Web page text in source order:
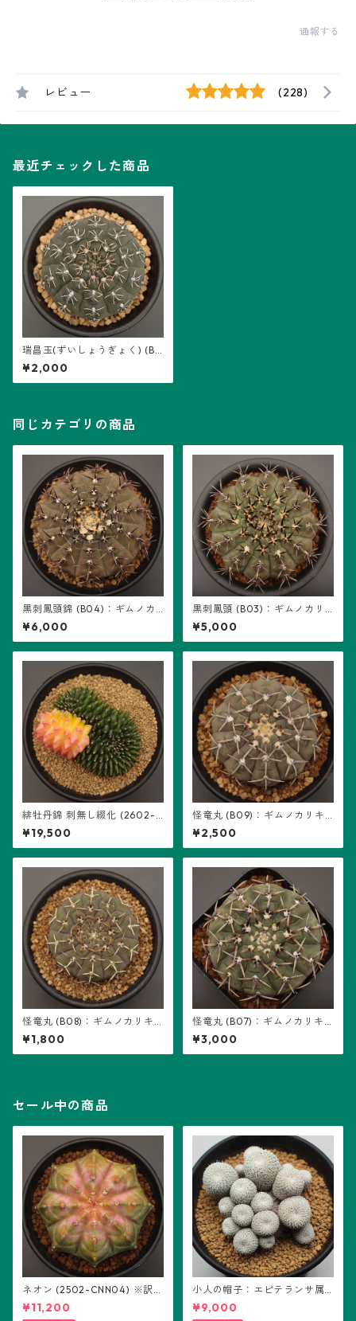
通報する
レビュー (228)
最近チェックした商品
瑞昌玉(ずいしょうぎょく) (B0
8)：ギムノカリキウム属 ※実
生
¥2,000
同じカテゴリの商品
黒刺鳳頭錦 (B04)：ギムノカ
リキウム属 ※実生、地味斑
¥6,000
黒刺鳳頭 (B03)：ギムノカリ
キウム属 ※実生
¥5,000
緋牡丹錦 刺無し綴化 (2602-H
B01)：ギムノカリキウム属 ※
実生
¥19,500
怪竜丸 (B09)：ギムノカリキ
ウム属 ※実生
¥2,500
怪竜丸 (B08)：ギムノカリキ
ウム属 ※実生
¥1,800
怪竜丸 (B07)：ギムノカリキ
ウム属 ※実生
¥3,000
セール中の商品
ネオン (2502-CNN04) ※訳あ
り：ギムノカリキウム属 ※実
生
¥11,200
小人の帽子：エピテランサ属
(B01)
¥9,000